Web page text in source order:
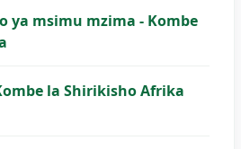
ya msimu mzima - Kombe
la Shirikisho Afrika